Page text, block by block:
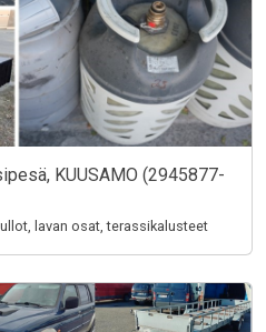
KUUSAMO (2945877-
lavan osat, terassikalusteet